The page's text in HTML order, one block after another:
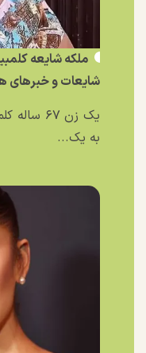
شایعات و خبر‌های
یک زن ۶۷
به یک...